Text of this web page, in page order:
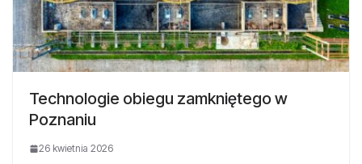
Technologie obiegu zamkniętego w
Poznaniu
26 kwietnia 2026